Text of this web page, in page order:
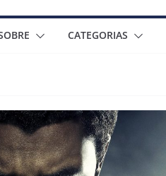
CATEGORIAS